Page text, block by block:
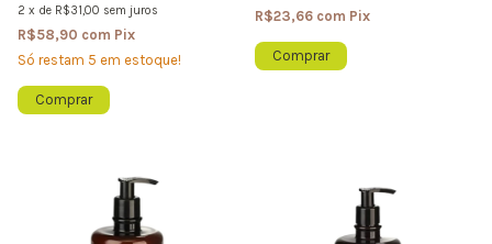
2 x de R$31,00 sem juros
R$58,90 com Pix
Só restam 5 em estoque!
R$23,66 com Pix